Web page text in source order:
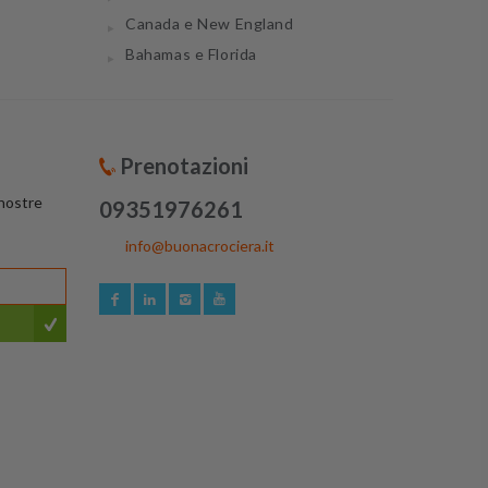
Canada e New England
Bahamas e Florida
Prenotazioni
09351976261
info@buonacrociera.it